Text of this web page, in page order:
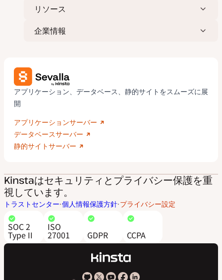
リソース
企業情報
アプリケーション、データベース、静的サイトをスムーズに展
開
アプリケーションサーバー
データベースサーバー
静的サイトサーバー
Kinstaはセキュリティとプライバシー保護を重
視しています。
トラストセンター 個人情報保護方針 プライバシー設定
SOC 2
Type II
ISO
27001 GDPR CCPA